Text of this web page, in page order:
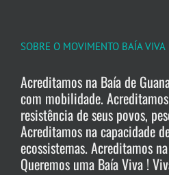
SOBRE O MOVIMENTO BAÍA VIVA
Acreditamos na Baía de
com mobilidade.
resistência de seus povos,
Acreditamos na capacidade
ecossistemas. Acreditamos
Queremos uma Baía Viva !